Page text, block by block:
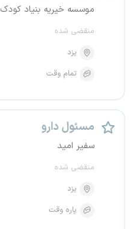
موسسه خیریه بنیاد کودک
منقضی شده
یزد
تمام وقت
مسئول دارو
سفیر امید
منقضی شده
یزد
پاره وقت